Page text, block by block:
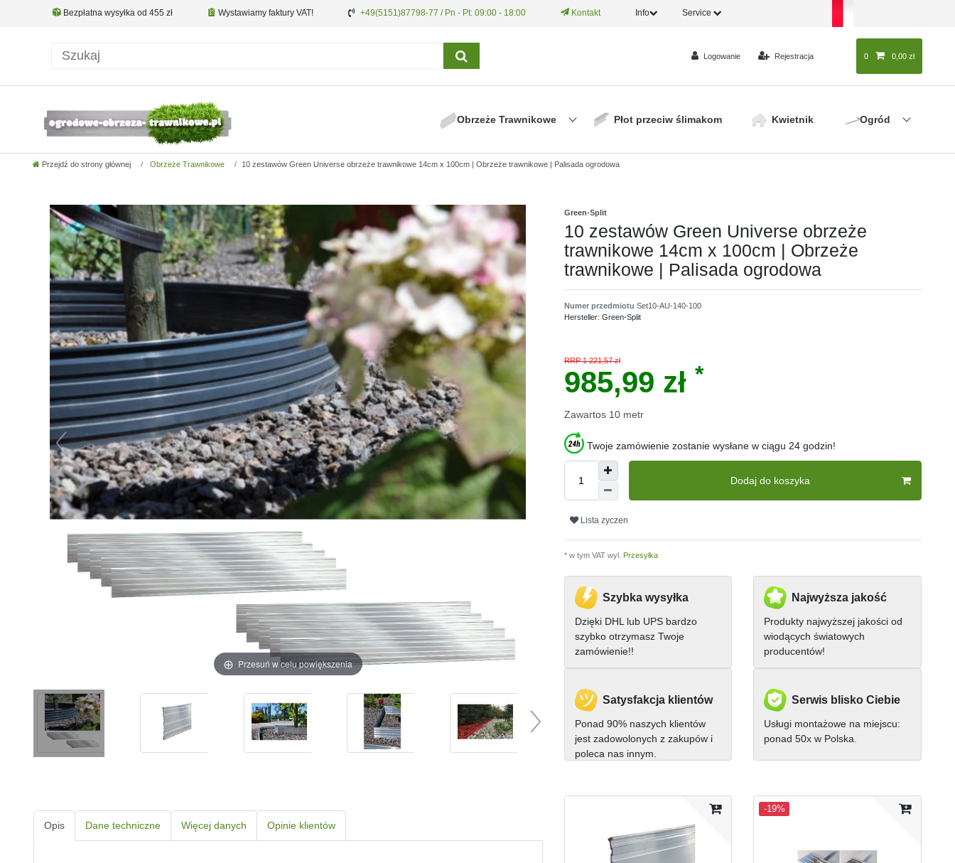
Bezpłatna wysyłka od 455 zł Wystawiamy faktury VAT! +49(5151)87798-77 / Pn - Pt: 09:00 - 18:00 Kontakt Info Service
Logowanie Rejestracja 0 0,00 zł
Obrzeże Trawnikowe Płot przeciw ślimakom Kwietnik Ogród
Przejdź do strony głównej Obrzeże Trawnikowe 10 zestawów Green Universe obrzeże trawnikowe 14cm x 100cm | Obrzeże trawnikowe | Palisada ogrodowa
Przesuń w celu powiększenia
Green-Split
10 zestawów Green Universe obrzeże
trawnikowe 14cm x 100cm | Obrzeże
trawnikowe | Palisada ogrodowa
Numer przedmiotu Set10-AU-140-100
Hersteller: Green-Split
RRP 1 221,57 zł
985,99 zł *
Zawartos 10 metr
Twoje zamówienie zostanie wysłane w ciągu 24 godzin!
Dodaj do koszyka
Lista zyczen
* w tym VAT wyl. Przesyłka
Szybka wysyłka
Dzięki DHL lub UPS bardzo
szybko otrzymasz Twoje
zamówienie!!
Najwyższa jakość
Produkty najwyższej jakości od
wiodących światowych
producentów!
Satysfakcja klientów
Ponad 90% naszych klientów
jest zadowolonych z zakupów i
poleca nas innym.
Serwis blisko Ciebie
Usługi montażowe na miejscu:
ponad 50x w Polska.
Opis Dane techniczne Więcej danych Opinie klientów
-19%